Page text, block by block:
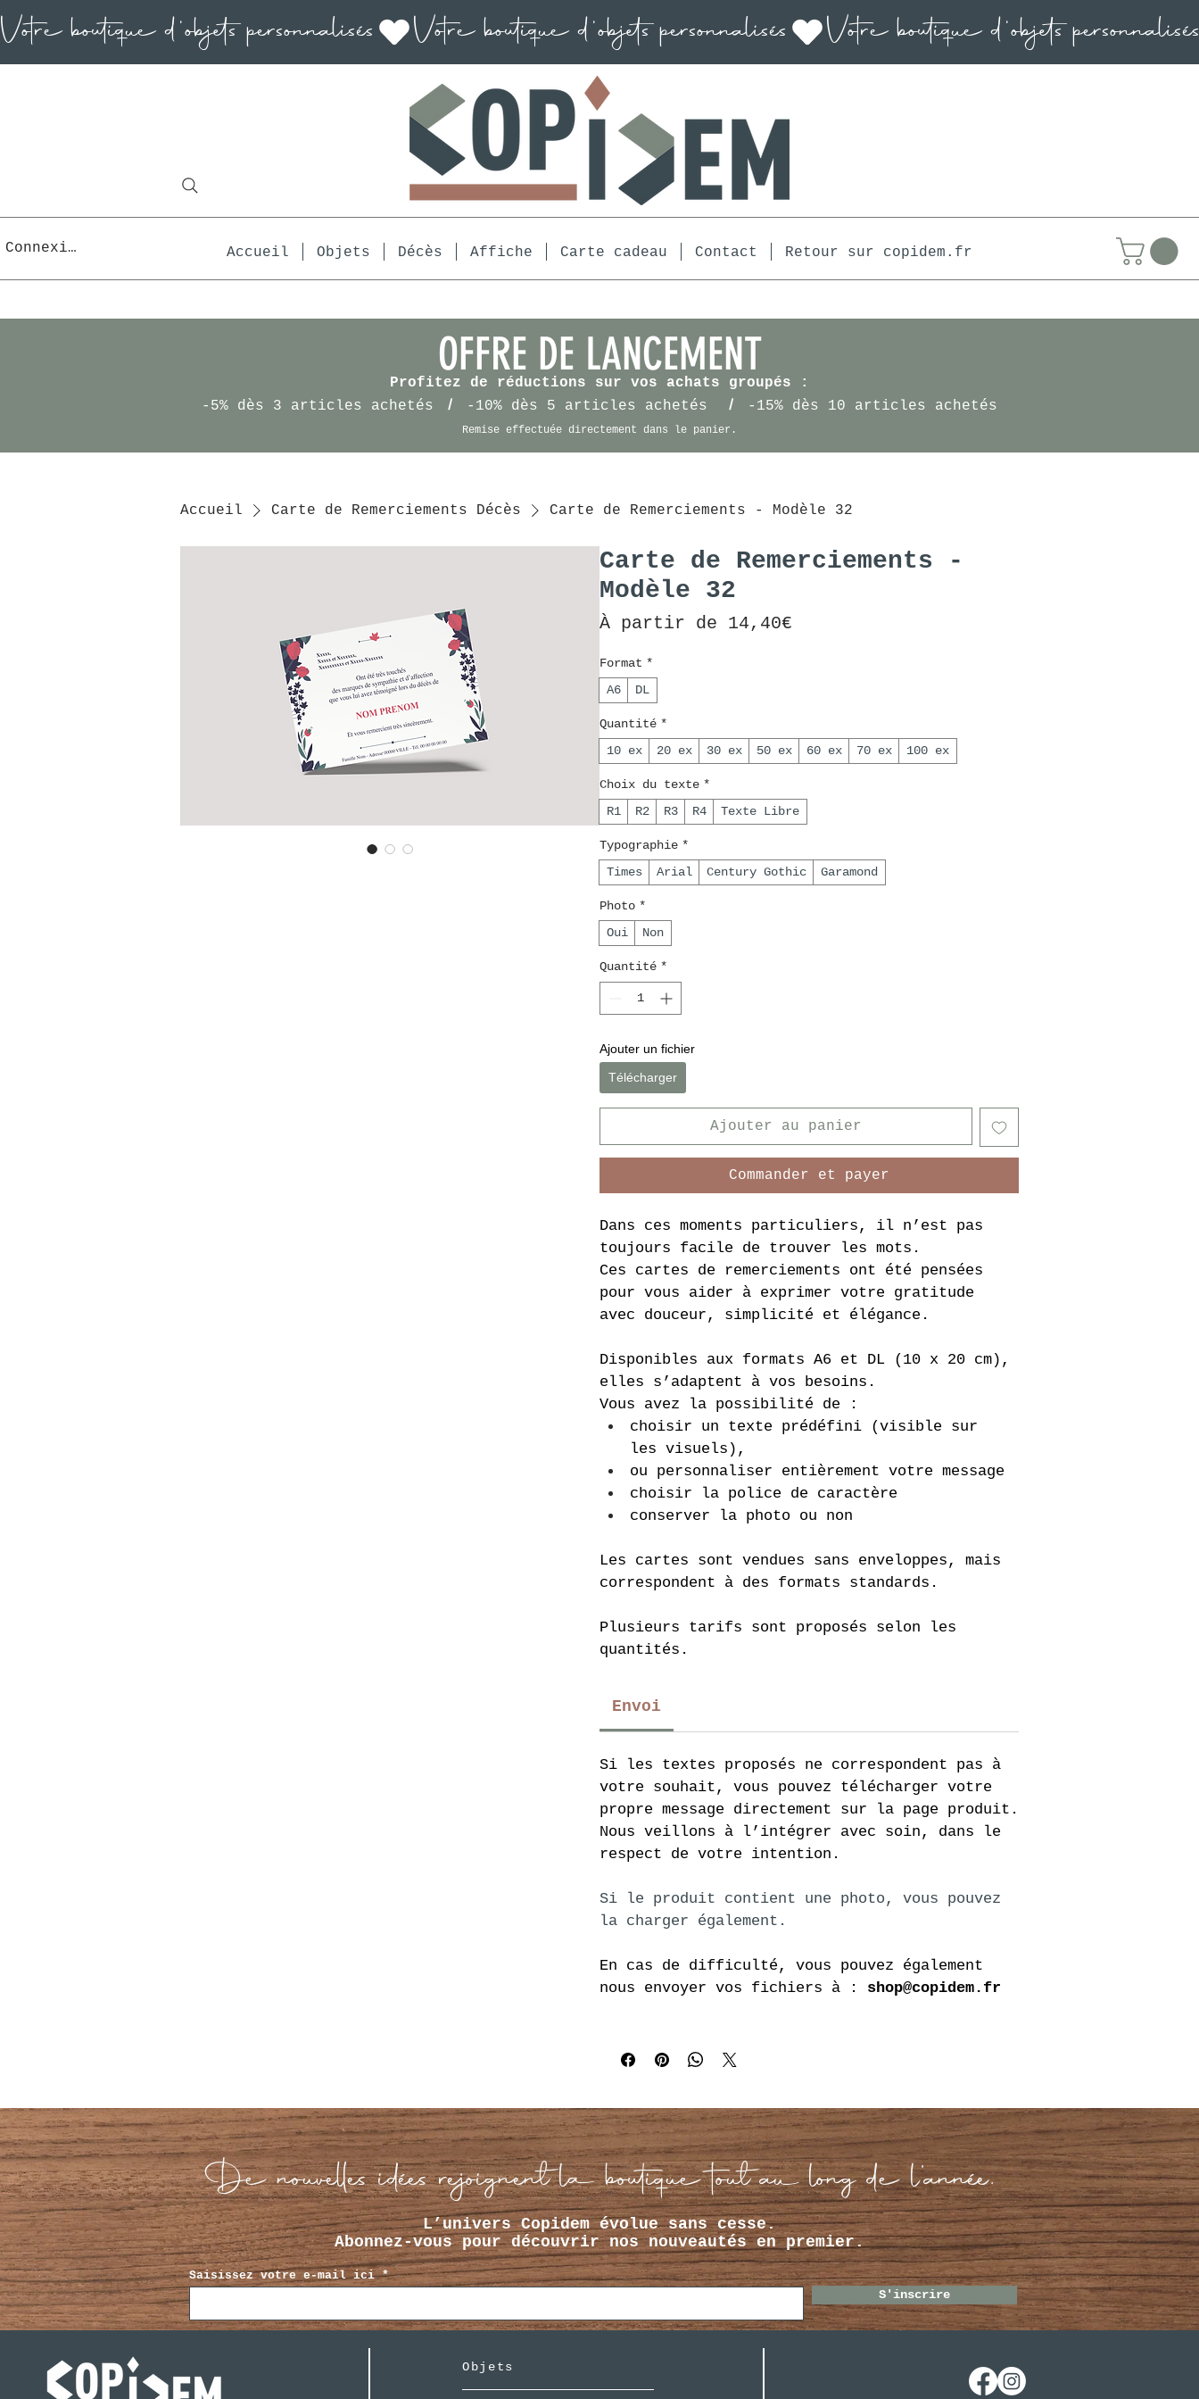
Connexion Accueil Objets Décès Affiche Carte cadeau Contact Retour sur copidem.fr
OFFRE DE LANCEMENT
Profitez de réductions sur vos achats groupés :
-5% dès 3 articles achetés
/ -10% dès 5 articles achetés / -15% dès 10 articles achetés
Remise effectuée directement dans le panier.
Accueil Carte de Remerciements Décès Carte de Remerciements - Modèle 32
Carte de Remerciements -
Modèle 32
À partir de 14,40€
Format *
A6
DL
Quantité *
10 ex
20 ex 30 ex 50 ex 60 ex 70 ex 100 ex
Choix du texte *
R1
R2 R3 R4 Texte Libre
Typographie *
Times
Arial Century Gothic Garamond
Photo *
Oui
Non
Quantité *
Ajouter un fichier
Télécharger
Ajouter au panier
Commander et payer
Dans ces moments particuliers, il n’est pas
toujours facile de trouver les mots.
Ces cartes de remerciements ont été pensées
pour vous aider à exprimer votre gratitude
avec douceur, simplicité et élégance.
Disponibles aux formats A6 et DL (10 x 20 cm),
elles s’adaptent à vos besoins.
Vous avez la possibilité de :
choisir un texte prédéfini (visible sur
les visuels),
ou personnaliser entièrement votre message
choisir la police de caractère
conserver la photo ou non
Les cartes sont vendues sans enveloppes, mais
correspondent à des formats standards.
Plusieurs tarifs sont proposés selon les
quantités.
Envoi
Si les textes proposés ne correspondent pas à
votre souhait, vous pouvez télécharger votre
propre message directement sur la page produit.
Nous veillons à l’intégrer avec soin, dans le
respect de votre intention.
Si le produit contient une photo, vous pouvez
la charger également.
En cas de difficulté, vous pouvez également
nous envoyer vos fichiers à : shop@copidem.fr
De nouvelles idées rejoignent la boutique tout au long de l’année.
L’univers Copidem évolue sans cesse.
Abonnez-vous pour découvrir nos nouveautés en premier.
Saisissez votre e-mail ici
S'inscrire
Objets